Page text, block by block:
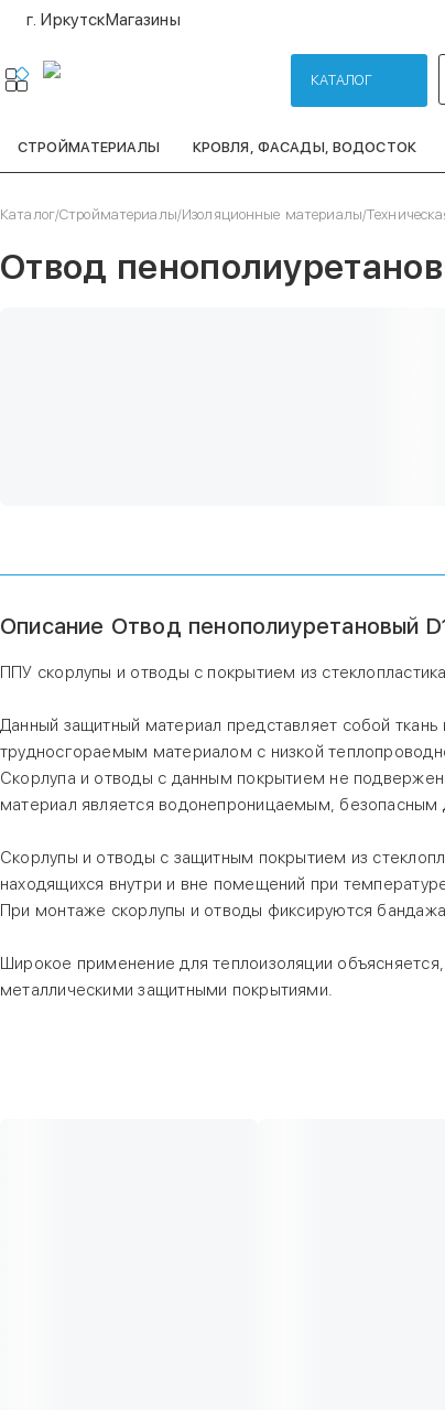
г. ИркутскМагазины
КАТАЛОГ
СТРОЙМАТЕРИАЛЫ КРОВЛЯ, ФАСАДЫ, ВОДОСТОК
Каталог/Стройматериалы/Изоляционные материалы/
Отвод
Описание Отвод пенополиуретановый
ППУ скорлупы и отводы с покрытием из
Данный защитный материал представляет собой
трудносгораемым материалом с низкой
Скорлупа и отводы с данным покрытием не
материал является водонепроницаемым,
Скорлупы и отводы с защитным покрытием из
находящихся внутри и вне помещений при
При монтаже скорлупы и отводы фиксируются
Широкое применение для теплоизоляции
металлическими защитными покрытиями.